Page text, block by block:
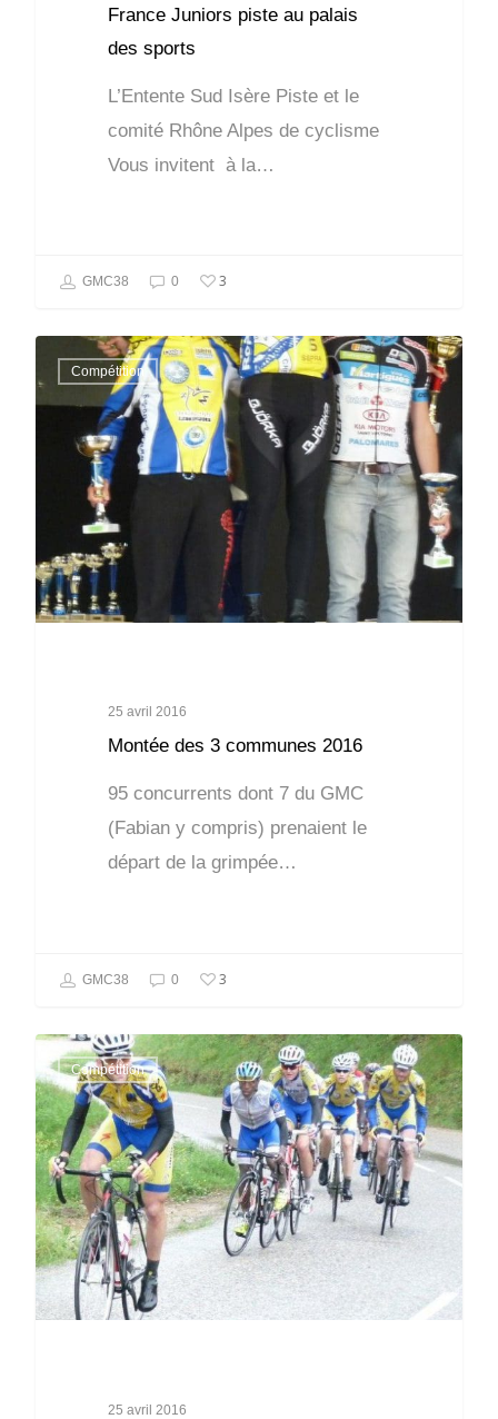
France Juniors piste au palais
des sports
L’Entente Sud Isère Piste et le
comité Rhône Alpes de cyclisme
Vous invitent à la…
GMC38 0 3
Compétition
25 avril 2016
Montée des 3 communes 2016
95 concurrents dont 7 du GMC
(Fabian y compris) prenaient le
départ de la grimpée…
GMC38 0 3
Compétition
25 avril 2016